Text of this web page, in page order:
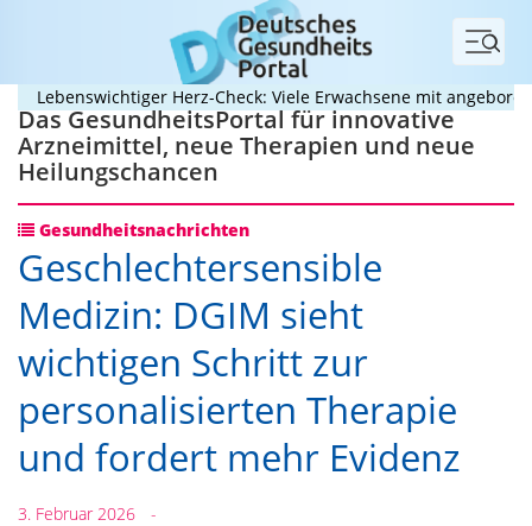
Menü
Herz-Check: Viele Erwachsene mit angeborenem
Das GesundheitsPortal für innovative
Arzneimittel, neue Therapien und neue
Heilungschancen
Gesundheitsnachrichten
Geschlechtersensible
Medizin: DGIM sieht
wichtigen Schritt zur
personalisierten Therapie
und fordert mehr Evidenz
3. Februar 2026
-